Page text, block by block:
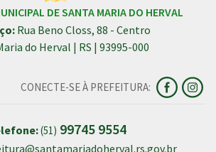
DE SANTA MARIA DO HERVAL
Rua Beno Closs, 88 - Centro
do Herval | RS | 93995-000
CONECTE-SE À PREFEITURA:
(51) 99745 9554